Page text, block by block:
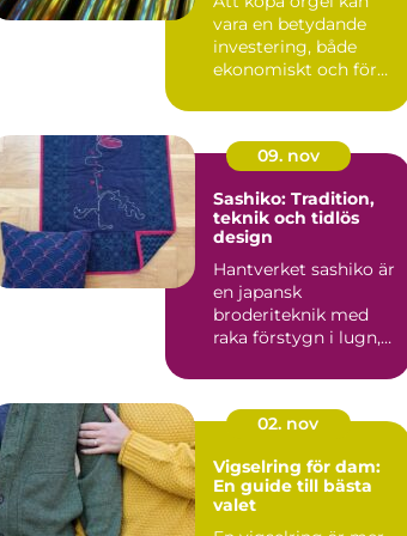
vara en betydande
investering, både
ekonomiskt och för
09. nov
Sashiko: Tradition,
teknik och tidlös
design
Hantverket sashiko är
en japansk
broderiteknik med
raka förstygn i lugn,
02. nov
Vigselring för dam:
En guide till bästa
valet